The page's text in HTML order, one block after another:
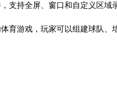
支持全屏、窗口和自定义区
育游戏，玩家可以组建球队